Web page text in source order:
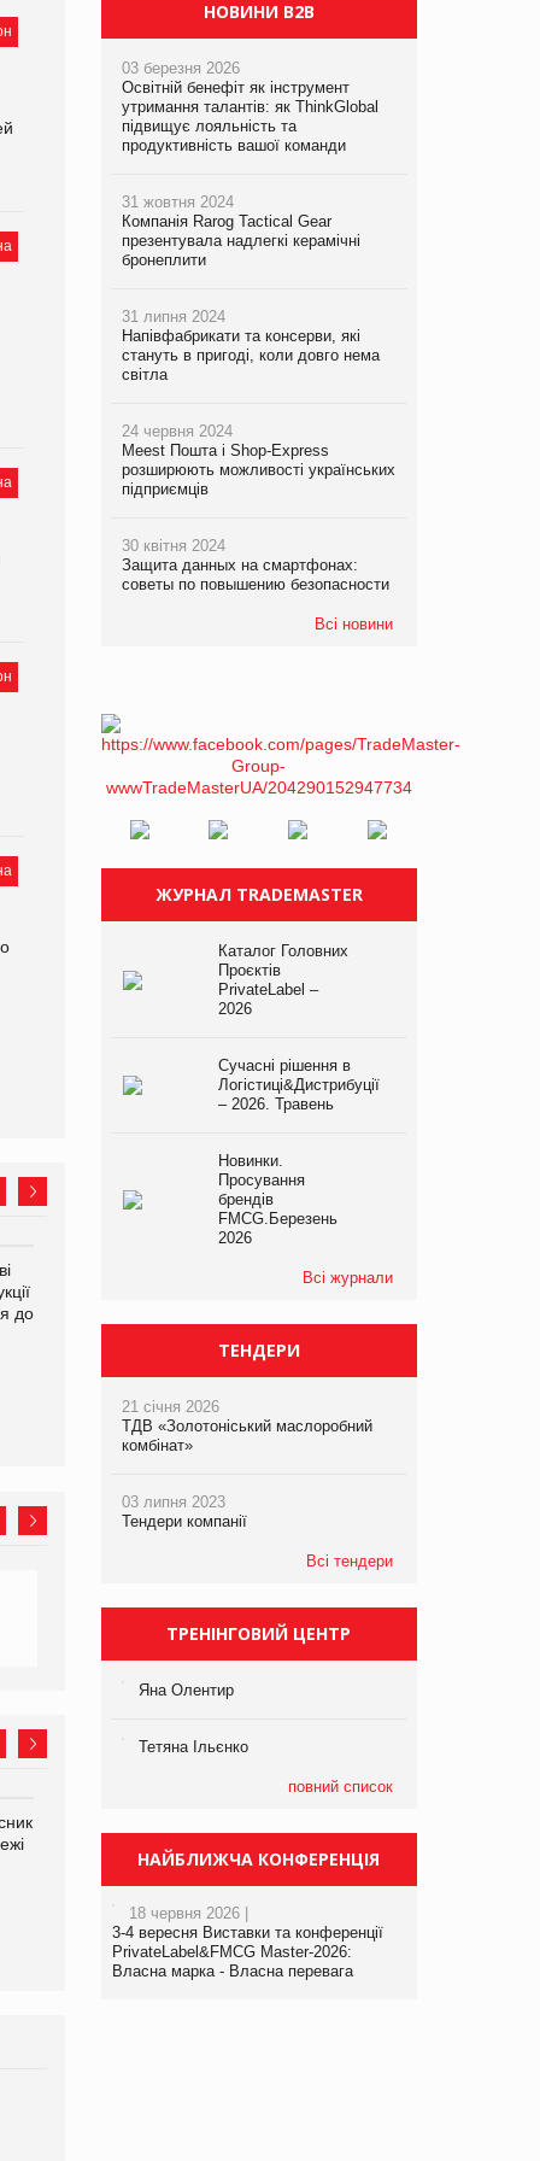
до
ФАО прогнозує зростання
департаменту з
виробництва
НОВИНИ B2B
03 березня 2026
Освітній бенефіт як інструмент
утримання талантів: як ThinkGlobal
підвищує лояльність та
продуктивність вашої команди
31 жовтня 2024
Компанія Rarog Tactical Gear
презентувала надлегкі керамічні
бронеплити
31 липня 2024
Напівфабрикати та консерви, які
стануть в пригоді, коли довго нема
світла
24 червня 2024
Meest Пошта і Shop-Express
розширюють можливості українських
підприємців
30 квітня 2024
Защита данных на смартфонах:
советы по повышению безопасности
Всі новини
ЖУРНАЛ TRADEMASTER
Каталог Головних
Проєктів
PrivateLabel –
2026
Сучасні рішення в
Логістиці&Дистрибуції
– 2026. Травень
Новинки.
Просування
брендів
FMCG.Березень
2026
Всі журнали
ТЕНДЕРИ
21 січня 2026
ТДВ «Золотоніський маслоробний
комбінат»
03 липня 2023
Тендери компанії
Всі тендери
ТРЕНІНГОВИЙ ЦЕНТР
Яна Олентир
Тетяна Ільєнко
повний список
НАЙБЛИЖЧА КОНФЕРЕНЦІЯ
18 червня 2026 |
3-4 вересня Виставки та конференції
PrivateLabel&FMCG Master-2026:
Власна марка - Власна перевага